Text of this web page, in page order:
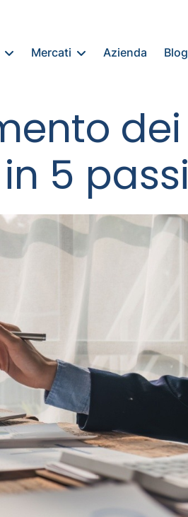
Mercati Azienda Blog
dei
5 passi